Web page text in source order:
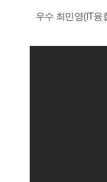
우수 최민영(IT융